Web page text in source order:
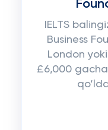
IELTS
Business
London
£6,000